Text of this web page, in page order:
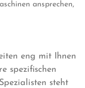
ansprechen,
eng mit Ihnen
spezifischen
steht